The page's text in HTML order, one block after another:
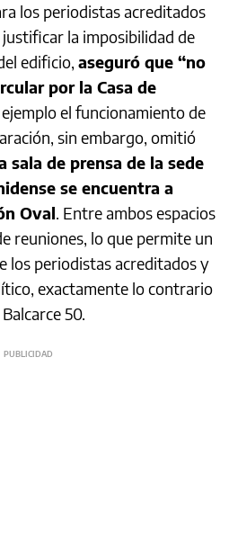
los periodistas acreditados
justificar la imposibilidad de
edificio, aseguró que “no
por la Casa de
el funcionamiento de
sin embargo, omitió
sala de prensa de la sede
se encuentra a
Oval. Entre ambos espacios
reuniones, lo que permite un
los periodistas acreditados y
exactamente lo contrario
50.